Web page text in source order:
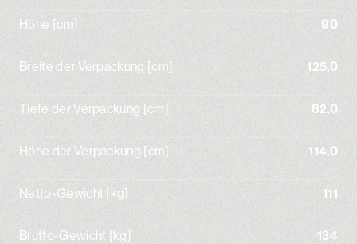
Höhe [cm] 90
Breite der Verpackung [cm] 125,0
Tiefe der Verpackung [cm] 82,0
Höhe der Verpackung [cm] 114,0
Netto-Gewicht [kg] 111
Brutto-Gewicht [kg] 134